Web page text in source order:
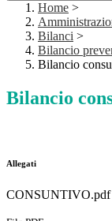
Home >
Bilanci >
Bilancio
Bilancio
Bilancio
Allegati
CONSUNTIVO.pdf